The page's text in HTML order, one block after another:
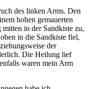
des linken Arms. Den
hohen gemauerten
in der Sandkiste zu,
in die Sandkiste fiel,
der
Die Heilung lief
waren mein Arm